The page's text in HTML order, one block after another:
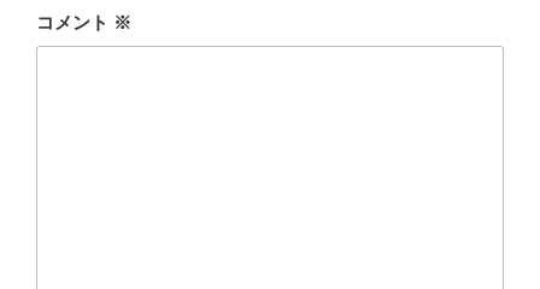
コメント ※